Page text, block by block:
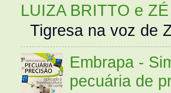
LUIZA BRITTO e
Tigresa na voz de
Embrapa -
pecuária de